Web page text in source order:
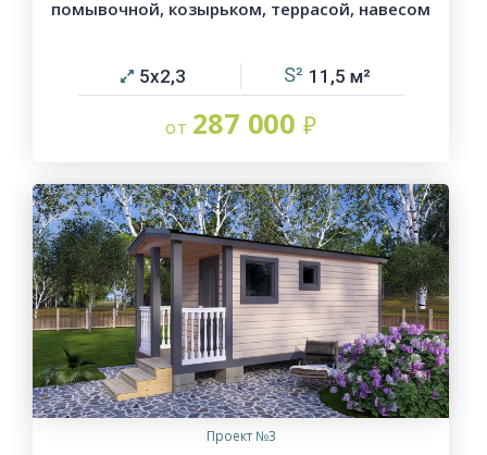
помывочной, козырьком, террасой, навесом
5х2,3 11,5
287 000
Проект №3